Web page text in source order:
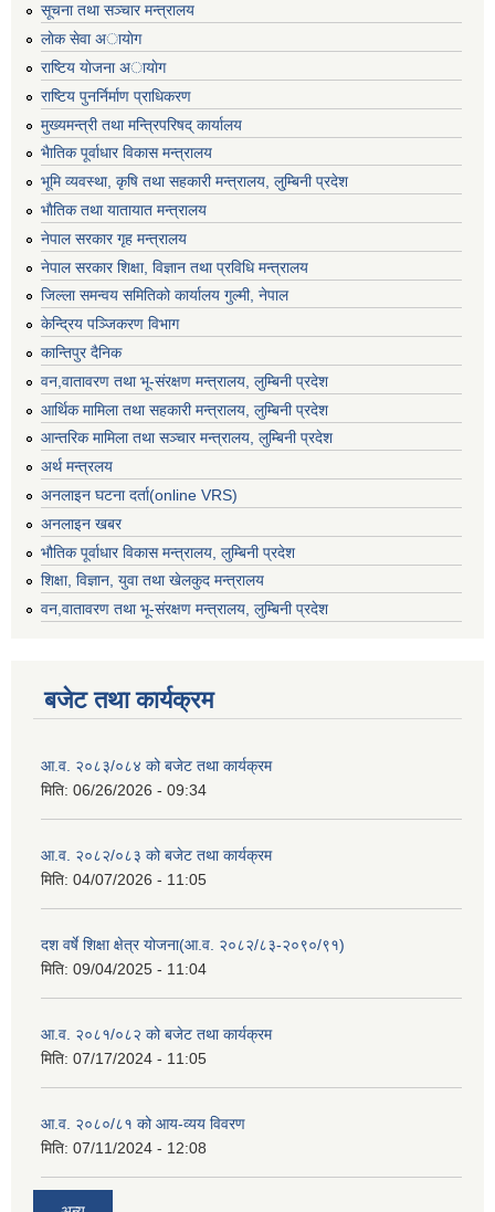
सूचना तथा सञ्चार मन्त्रालय
लाेक सेवा अायाेग
राष्टिय याेजना अायाेग
राष्टिय पुनर्निर्माण प्राधिकरण
मुख्यमन्त्री तथा मन्त्रिपरिषद् कार्यालय
भैातिक पूर्वाधार विकास मन्त्रालय
भूमि व्यवस्था, कृषि तथा सहकारी मन्त्रालय, लु्म्बिनी प्रदेश
भाैतिक तथा यातायात मन्त्रालय
नेपाल सरकार गृह मन्त्रालय
नेपाल सरकार शिक्षा, विज्ञान तथा प्रविधि मन्त्रालय
जिल्ला समन्वय समितिको कार्यालय गुल्मी, नेपाल
केन्द्रिय पञ्जिकरण विभाग
कान्तिपुर दैनिक
वन,वातावरण तथा भू-संरक्षण मन्त्रालय, लुम्बिनी प्रदेश
आर्थिक मामिला तथा सहकारी मन्त्रालय, लुम्बिनी प्रदेश
आन्तरिक मामिला तथा सञ्चार मन्त्रालय, लुम्बिनी प्रदेश
अर्थ मन्त्रलय
अनलाइन घटना दर्ता(online VRS)
अनलाइन खबर
भौतिक पूर्वाधार विकास मन्त्रालय, लुम्बिनी प्रदेश
शिक्षा, विज्ञान, युवा तथा खेलकुद मन्‍‍त्रालय
वन,वातावरण तथा भू-संरक्षण मन्त्रालय, लुम्बिनी प्रदेश
बजेट तथा कार्यक्रम
आ.व. २०८३/०८४ को बजेट तथा कार्यक्रम
मिति: 06/26/2026 - 09:34
आ.व. २०८२/०८३ को बजेट तथा कार्यक्रम
मिति: 04/07/2026 - 11:05
दश वर्षे शिक्षा क्षेत्र योजना(आ.व. २०८२/८३-२०९०/९१)
मिति: 09/04/2025 - 11:04
आ.व. २०८१/०८२ को बजेट तथा कार्यक्रम
मिति: 07/17/2024 - 11:05
आ.व. २०८०/८१ को आय-व्यय विवरण
मिति: 07/11/2024 - 12:08